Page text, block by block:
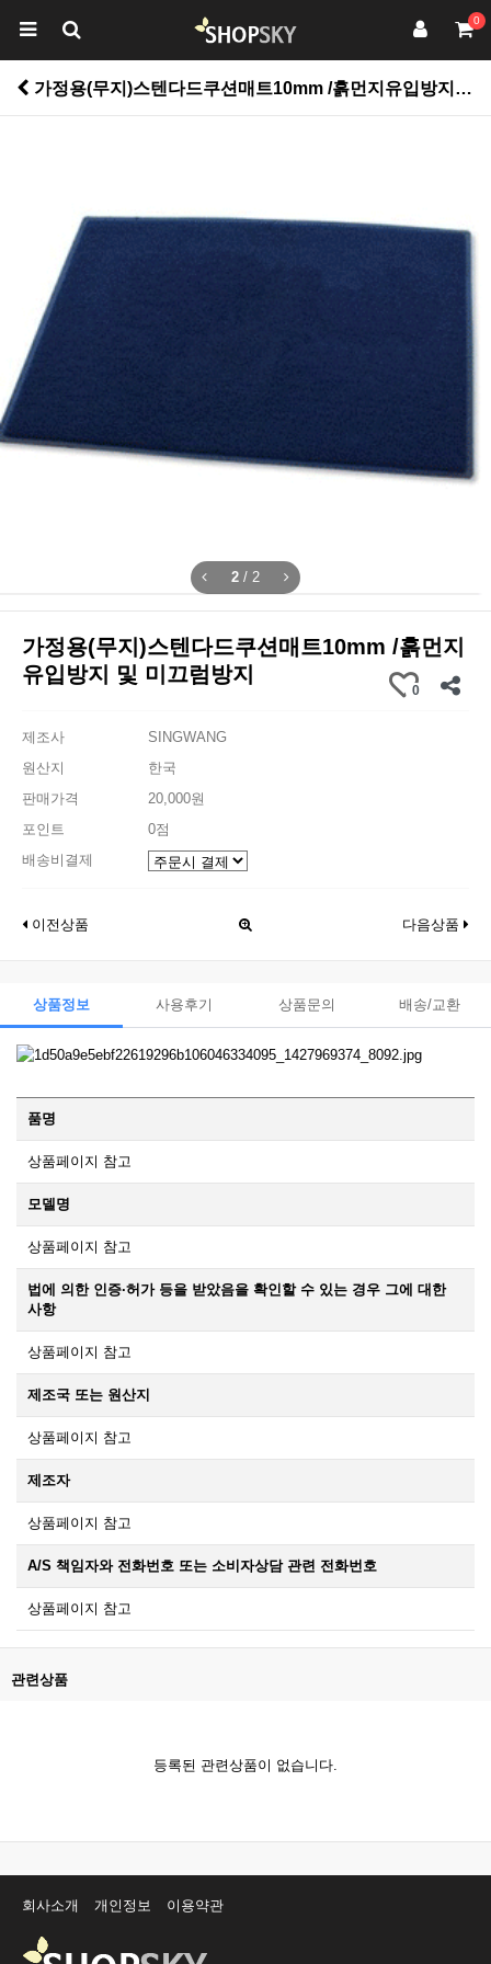
0
가정용(무지)스텐다드쿠션매트10mm /흙먼지유입방지 및 미끄럼방지 > 유아동/바닥재
2 / 2
가정용(무지)스텐다드쿠션매트10mm /흙먼지
유입방지 및 미끄럼방지
0
제조사
SINGWANG
원산지
한국
판매가격
20,000원
포인트
0점
배송비결제
이전상품 다음상품
상품정보 사용후기 상품문의 배송/교환
품명
상품페이지 참고
모델명
상품페이지 참고
법에 의한 인증·허가 등을 받았음을 확인할 수 있는 경우 그에 대한
사항
상품페이지 참고
제조국 또는 원산지
상품페이지 참고
제조자
상품페이지 참고
A/S 책임자와 전화번호 또는 소비자상담 관련 전화번호
상품페이지 참고
관련상품
등록된 관련상품이 없습니다.
회사소개 개인정보 이용약관